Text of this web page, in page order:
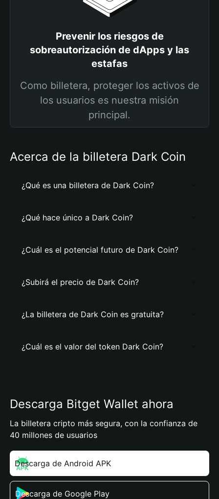
Prevenir los riesgos de
sobreautorización de dApps y las
estafas
Como billetera, proteger los activos de
los usuarios es nuestra misión
principal.
Acerca de la billetera Dark Coin
¿Qué es una billetera de Dark Coin?
¿Qué hace único a Dark Coin?
¿Cuál es el potencial futuro de Dark Coin?
¿Subirá el precio de Dark Coin?
¿La billetera de Dark Coin es gratuita?
¿Cuál es el valor del token Dark Coin?
Descarga Bitget Wallet ahora
La billetera cripto más segura, con la confianza de
40 millones de usuarios
Descarga de Android APK
Descarga de Google Play